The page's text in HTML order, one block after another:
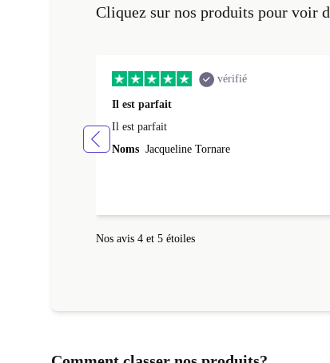
Cliquez sur nos produits pour voir
vérifié
Il est parfait
Il est parfait
Noms Jacqueline Tornare
Nos avis 4 et 5 étoiles